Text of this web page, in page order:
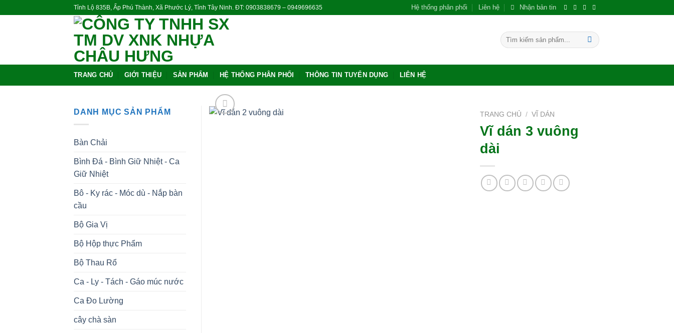
Tỉnh Lộ 835B, Ấp Phú Thành, Xã Phước Lý, Tỉnh Tây Ninh. ĐT: 0903838679 – 0949696635 Hệ thống phân phối Liên hệ Nhận bản tin
Tìm
kiếm:
TRANG CHỦ GIỚI THIỆU SẢN PHẨM HỆ THỐNG PHÂN PHỐI THÔNG TIN TUYỂN DỤNG LIÊN HỆ
TRANG CHỦ / VĨ DÁN
Vĩ dán 3 vuông
dài
DANH MỤC SẢN PHẨM
Bàn Chải
Bình Đá - Bình Giữ Nhiệt - Ca
Giữ Nhiệt
Bô - Ky rác - Móc dù - Nắp bàn
cầu
Bộ Gia Vị
Bộ Hộp thực Phẩm
Bộ Thau Rổ
Ca - Ly - Tách - Gáo múc nước
Ca Đo Lường
cây chà sàn